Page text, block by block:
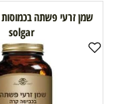
solgar